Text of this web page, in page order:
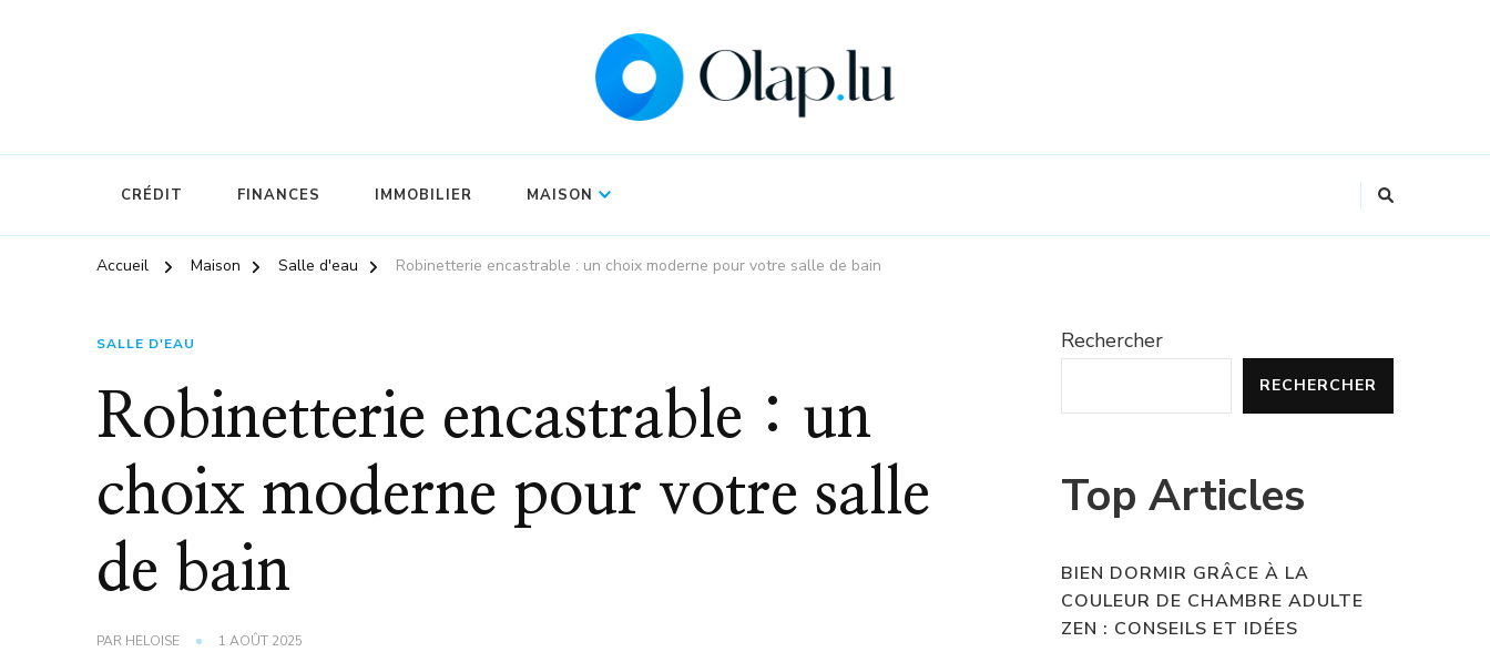
CRÉDIT FINANCES IMMOBILIER MAISON
Accueil Maison Salle d'eau Robinetterie encastrable : un choix moderne pour votre salle de bain
SALLE D'EAU
Robinetterie encastrable : un
choix moderne pour votre salle
de bain
PAR HELOISE 1 AOÛT 2025
Rechercher
RECHERCHER
Top Articles
BIEN DORMIR GRÂCE À LA
COULEUR DE CHAMBRE ADULTE
ZEN : CONSEILS ET IDÉES